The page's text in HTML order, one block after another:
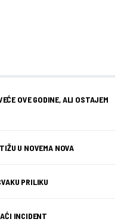
OVE GODINE, ALI OSTAJEM
U NOVEMA NOVA
PRILIKU
INCIDENT